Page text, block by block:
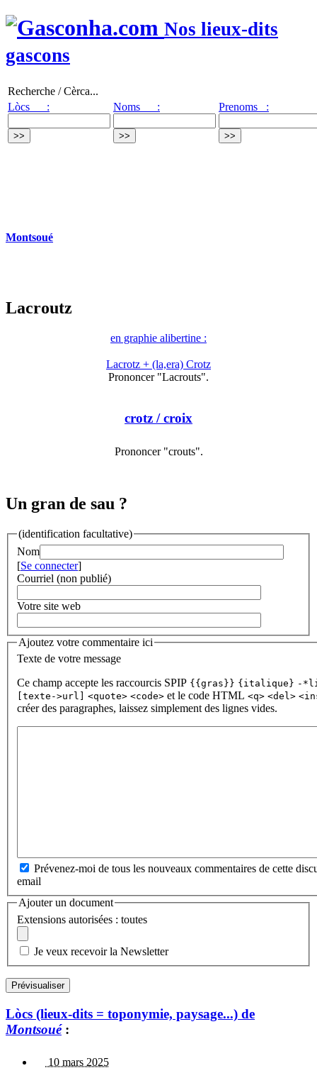
Nos lieux-dits
gascons
Recherche / Cèrca...
Lòcs :
Noms : Prenoms :
Montsoué
Lacroutz
en graphie alibertine :
Lacrotz + (la,era) Crotz
Prononcer "Lacrouts".
crotz / croix
Prononcer "crouts".
Un gran de sau ?
(identification facultative)
Nom
[Se connecter]
Courriel (non publié)
Votre site web
Ajoutez votre commentaire ici
Texte de votre message
Ce champ accepte les raccourcis SPIP {{gras}} {italique} -
[texte->url]
<quote> <code> et le code HTML <q> <del>
créer des paragraphes, laissez simplement des lignes vides.
Prévenez-moi de tous les nouveaux commentaires de cette
email
Ajouter un document
Extensions autorisées : toutes
Je veux recevoir la Newsletter
Lòcs (lieux-dits = toponymie, paysage...) de
Montsoué:
10 mars 2025